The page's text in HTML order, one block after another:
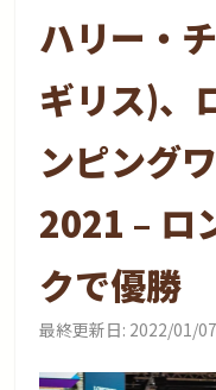
ハリー・
ギリス)、
ンピング
2021 – ロ
クで優勝
最終更新日: 2022/01/07